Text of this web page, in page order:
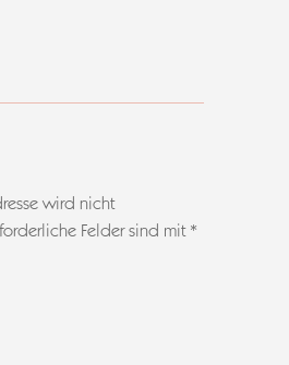
wird nicht
Felder sind mit *